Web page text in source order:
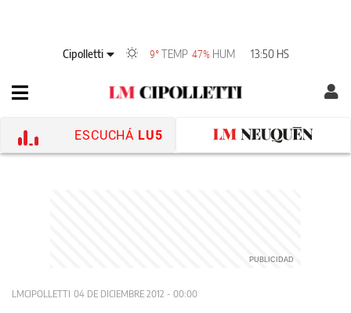
Cipolletti 9° TEMP 47% HUM 13:50 HS
ESCUCHÁ LU5
LMCIPOLLETTI 04 DE DICIEMBRE 2012 - 00:00